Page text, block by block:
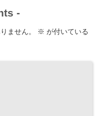
-
ません。 ※ が付いている